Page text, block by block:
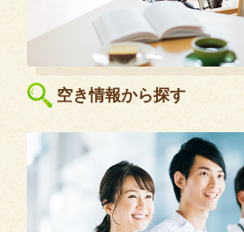
空き情報から探す